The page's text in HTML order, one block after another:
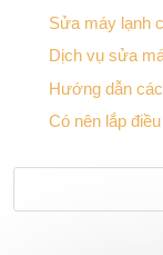
Sửa máy lạnh
Dịch vụ sửa
Hướng dẫn
Có nên lắp